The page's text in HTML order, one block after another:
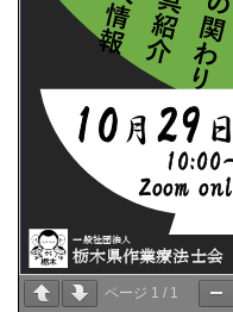
ページ 1 / 1